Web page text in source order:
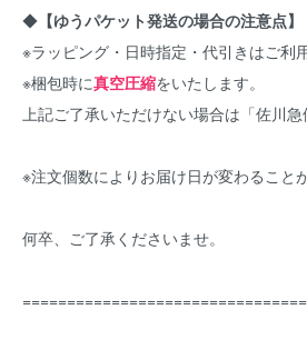
◆ 【ゆうパケット発送の場合の注意点】
※ラッピング・日時指定・代引きはご利
※梱包時に真空圧縮をいたします。
上記ご了承いただけない場合は「佐川急
※注文個数によりお届け日が変わること
何卒、ご了承くださいませ。